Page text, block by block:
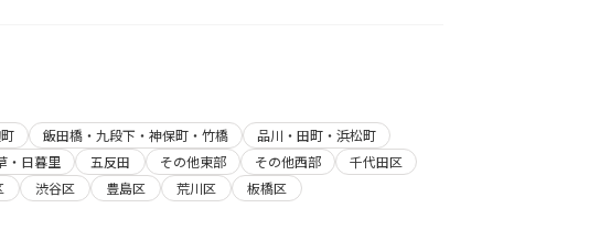
飯田橋・九段下・神保町・竹橋
品川・田町・浜松町
・日暮里 五反田 その他東部 その他西部
千代田区
渋谷区 豊島区 荒川区
板橋区